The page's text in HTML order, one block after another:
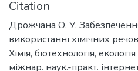
Citation
Дрожчана О. У.
використанні хімічних
Хімія, біотехнологія,
міжнар. наук.-практ.